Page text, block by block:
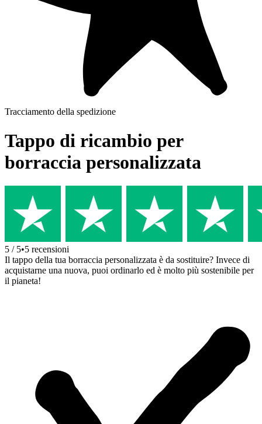
Tracciamento della spedizione
Tappo di ricambio per
borraccia personalizzata
5 / 5•5 recensioni
Il tappo della tua borraccia personalizzata è da sostituire? Invece di
acquistarne una nuova, puoi ordinarlo ed è molto più sostenibile per
il pianeta!